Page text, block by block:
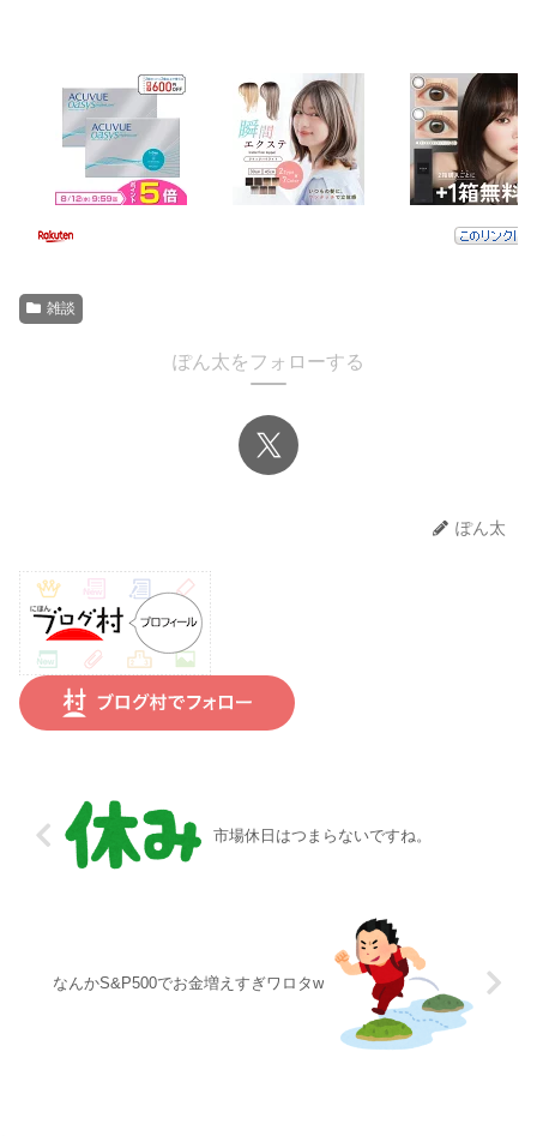
雑談
ぽん太をフォローする
ぽん太
市場休日はつまらないですね。
なんかS&P500でお金増えすぎワロタw